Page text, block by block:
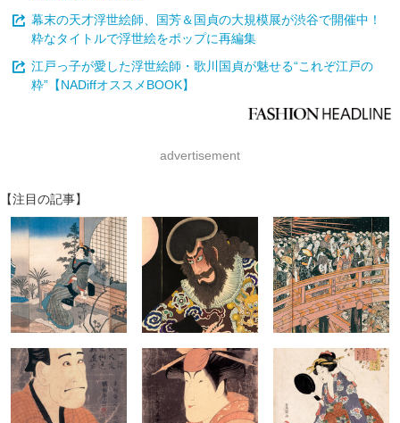
幕末の天才浮世絵師、国芳＆国貞の大規模展が渋谷で開催中！
粋なタイトルで浮世絵をポップに再編集
江戸っ子が愛した浮世絵師・歌川国貞が魅せる“これぞ江戸の
粋”【NADiffオススメBOOK】
advertisement
【注目の記事】